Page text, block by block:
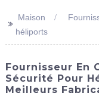
>>
Maison
héliports
Fournisseur En
Sécurité Pour
Meilleurs